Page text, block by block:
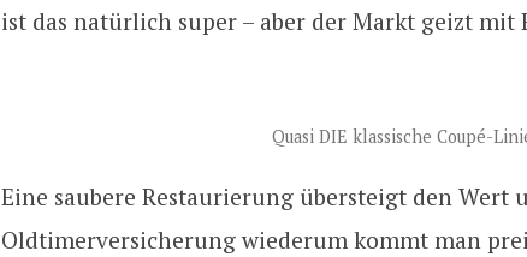
ist das natürlich super – aber der Markt geizt mit
Quasi DIE klassische Coupé-
Eine saubere Restaurierung übersteigt den Wert
Oldtimerversicherung wiederum kommt man